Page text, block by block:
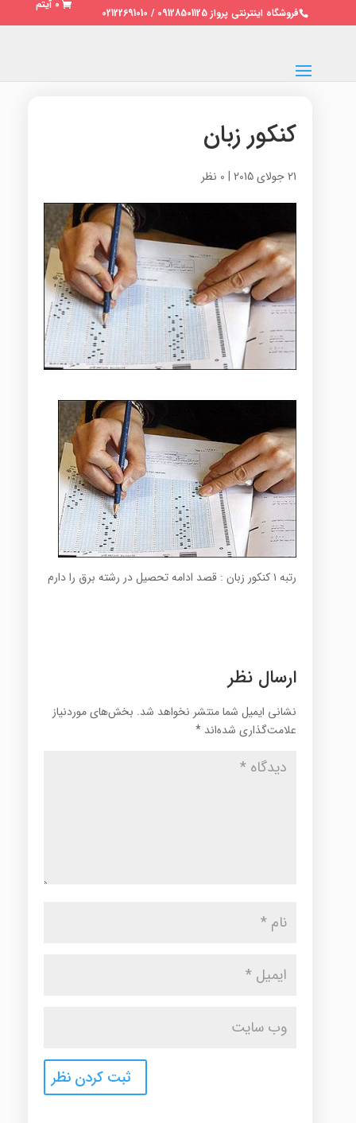
فروشگاه اینترنتی پرواز 09128501125 / 02122691010
0 آیتم
کنکور زبان
21 جولای 2015 | 0 نظر
رتبه ۱ کنکور زبان : قصد ادامه تحصیل در رشته برق را دارم
ارسال نظر
نشانی ایمیل شما منتشر نخواهد شد. بخش‌های موردنیاز
علامت‌گذاری شده‌اند *